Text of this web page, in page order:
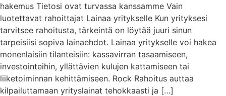
hakemus Tietosi ovat turvassa kanssamme Vain
luotettavat rahoittajat Lainaa yritykselle Kun yrityksesi
tarvitsee rahoitusta, tärkeintä on löytää juuri sinun
tarpeisiisi sopiva lainaehdot. Lainaa yritykselle voi hakea
monenlaisiin tilanteisiin: kassavirran tasaamiseen,
investointeihin, yllättävien kulujen kattamiseen tai
liiketoiminnan kehittämiseen. Rock Rahoitus auttaa
kilpailuttamaan yrityslainat tehokkaasti ja […]